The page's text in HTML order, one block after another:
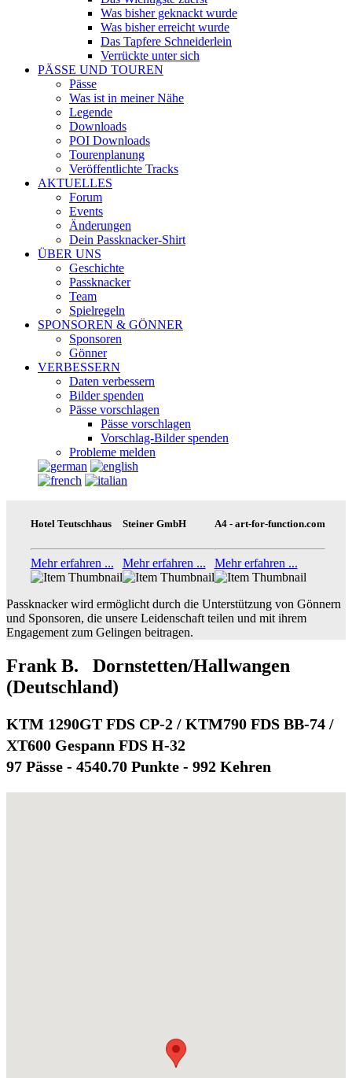
Was bisher geknackt wurde
Was bisher erreicht wurde
Das Tapfere Schneiderlein
Verrückte unter sich
PÄSSE UND TOUREN
Pässe
Was ist in meiner Nähe
Legende
Downloads
POI Downloads
Tourenplanung
Veröffentlichte Tracks
AKTUELLES
Forum
Events
Änderungen
Dein Passknacker-Shirt
ÜBER UNS
Geschichte
Passknacker
Team
Spielregeln
SPONSOREN & GÖNNER
Sponsoren
Gönner
VERBESSERN
Daten verbessern
Bilder spenden
Pässe vorschlagen
Pässe vorschlagen
Vorschlag-Bilder spenden
Probleme melden
Hotel Teutschhaus
Mehr erfahren ...
Steiner GmbH
Mehr erfahren ...
A4 - art-for-function.com
Mehr erfahren ...
Passknacker wird ermöglicht durch die Unterstützung von Gönnern
und Sponsoren, die unsere Leidenschaft teilen und mit ihrem
Engagement zum Gelingen beitragen.
Frank B. Dornstetten/Hallwangen
(Deutschland)
KTM 1290GT FDS CP-2 / KTM790 FDS BB-74 /
XT600 Gespann FDS H-32
97 Pässe - 4540.70 Punkte - 992 Kehren